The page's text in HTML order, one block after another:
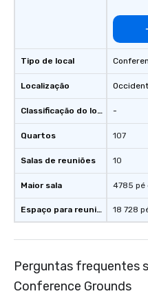
Tipo de local
Localização
Classificação do local
Quartos
Salas de reuniões
Maior sala
Espaço para reuniões
-
107
10
4785 pé
18 728
Perguntas frequentes
Conference Grounds